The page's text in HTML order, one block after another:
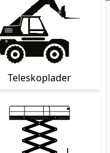
Teleskoplader